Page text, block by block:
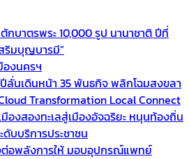
กบาตรพระ 10,000 รูป นานาชาติ ปีที่
ริมบุญบารมี”
องนครฯ
ปีลั่นเดินหน้า 35 พันธกิจ พลิกโฉมสงขลา
Transformation Local Connect
องสองทะเลสู่เมืองอัจฉริยะ หนุนท้องถิ่น
บบริการประชาชน
ต่อพลังการให้ มอบอุปกรณ์แพทย์